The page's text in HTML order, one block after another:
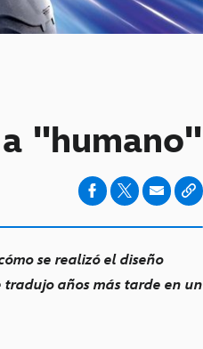
"humano"
se realizó el diseño
tradujo años más tarde en un